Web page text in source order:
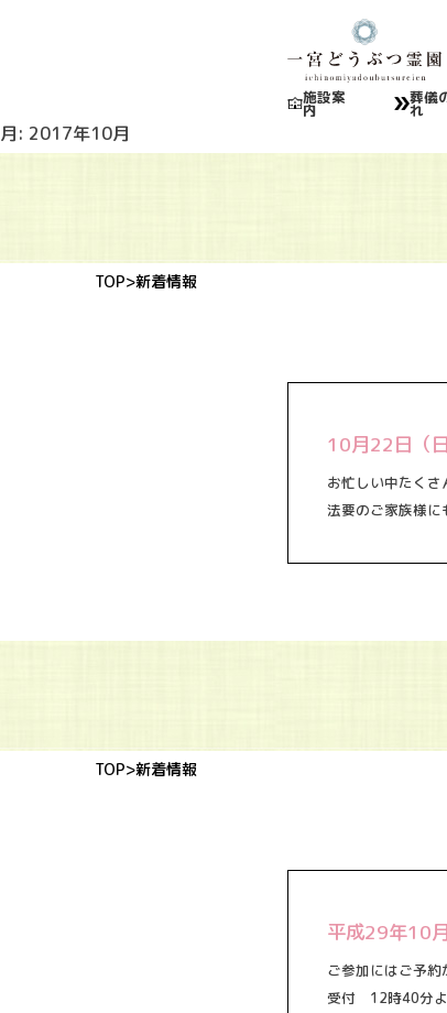
施設案
内
葬儀
れ
月: 2017年10月
TOP>新着情報
10月22日（
お忙しい中たく
法要のご家族様に
TOP>新着情報
平成29年10
ご参加にはご予約
受付 12時40分